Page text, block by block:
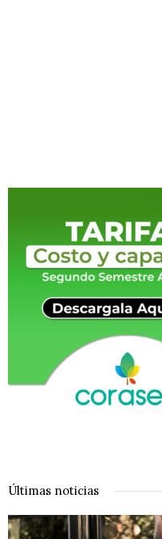
Últimas noticias